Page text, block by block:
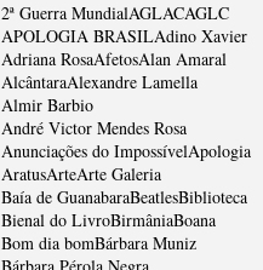
2ª Guerra MundialAGLACAGLC
APOLOGIA BRASILAdino Xavier
Adriana RosaAfetosAlan Amaral
AlcântaraAlexandre Lamella
Almir Barbio
André Victor Mendes Rosa
Anunciações do ImpossívelApologia
AratusArteArte Galeria
Baía de GuanabaraBeatlesBiblioteca
Bienal do LivroBirmâniaBoana
Bom dia bomBárbara Muniz